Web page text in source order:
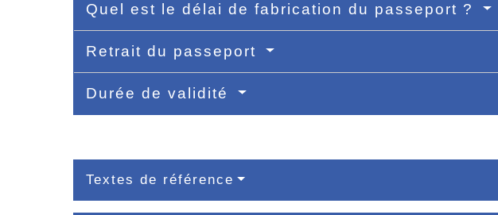
Quel est le délai de fabrication du passeport ?
Retrait du passeport
Durée de validité
Textes de référence